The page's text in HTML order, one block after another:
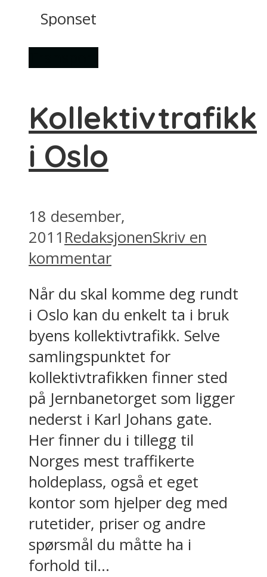
Sponset
Kollektivtrafikk
i Oslo
18 desember,
2011 RedaksjonenSkriv en
kommentar
Når du skal komme deg rundt
i Oslo kan du enkelt ta i bruk
byens kollektivtrafikk. Selve
samlingspunktet for
kollektivtrafikken finner sted
på Jernbanetorget som ligger
nederst i Karl Johans gate.
Her finner du i tillegg til
Norges mest traffikerte
holdeplass, også et eget
kontor som hjelper deg med
rutetider, priser og andre
spørsmål du måtte ha i
forhold til...